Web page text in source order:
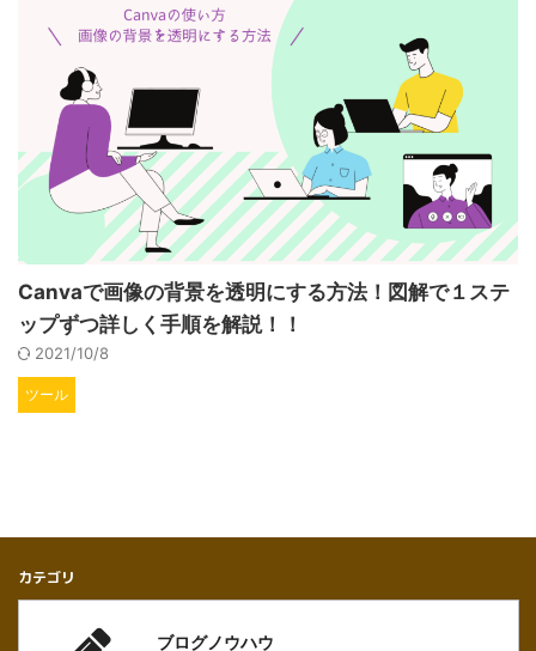
Canvaで画像の背景を透明にする方法！図解で１ステ
ップずつ詳しく手順を解説！！
2021/10/8
ツール
カテゴリ
ブログノウハウ